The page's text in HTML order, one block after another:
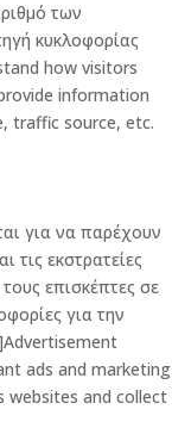
των
κυκλοφορίας
how visitors
information
traffic source, etc.
για να παρέχουν
τις εκστρατείες
επισκέπτες σε
για την
ads and marketing
websites and collect